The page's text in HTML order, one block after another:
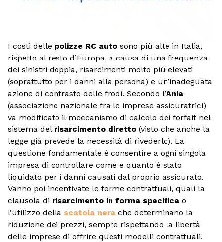
I costi delle polizze RC auto sono più alte in Italia,
rispetto al resto d’Europa, a causa di una frequenza
dei sinistri doppia, risarcimenti molto più elevati
(soprattutto per i danni alla persona) e un’inadeguata
azione di contrasto delle frodi. Secondo l’Ania
(associazione nazionale fra le imprese assicuratrici)
va modificato il meccanismo di calcolo dei forfait nel
sistema del risarcimento diretto (visto che anche la
legge già prevede la necessità di rivederlo). La
questione fondamentale è consentire a ogni singola
impresa di controllare come e quanto è stato
liquidato per i danni causati dal proprio assicurato.
Vanno poi incentivate le forme contrattuali, quali la
clausola di risarcimento in forma specifica o
l’utilizzo della scatola nera che determinano la
riduzione dei prezzi, sempre rispettando la libertà
delle imprese di offrire questi modelli contrattuali.